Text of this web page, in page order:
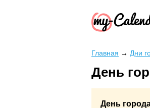
Главная → Дни
День
День